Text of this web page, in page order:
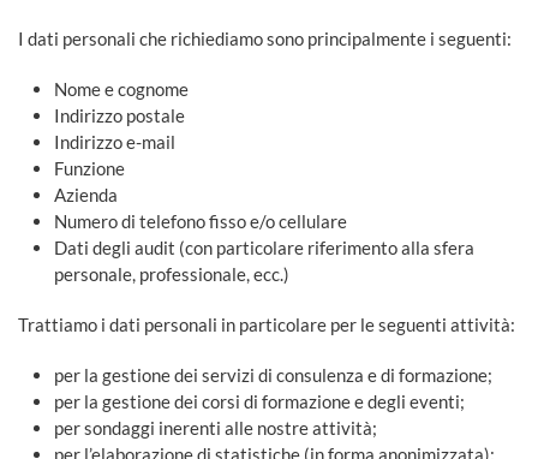
I dati personali che richiediamo sono principalmente i seguenti:
Nome e cognome
Indirizzo postale
Indirizzo e-mail
Funzione
Azienda
Numero di telefono fisso e/o cellulare
Dati degli audit (con particolare riferimento alla sfera
personale, professionale, ecc.)
Trattiamo i dati personali in particolare per le seguenti attività:
per la gestione dei servizi di consulenza e di formazione;
per la gestione dei corsi di formazione e degli eventi;
per sondaggi inerenti alle nostre attività;
per l’elaborazione di statistiche (in forma anonimizzata);